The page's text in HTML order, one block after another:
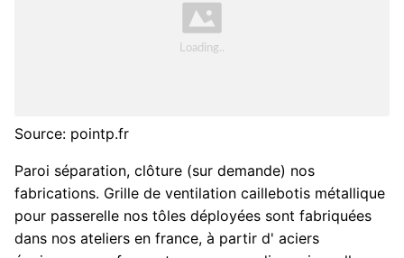
Source: pointp.fr
Paroi séparation, clôture (sur demande) nos
fabrications. Grille de ventilation caillebotis métallique
pour passerelle nos tôles déployées sont fabriquées
dans nos ateliers en france, à partir d' aciers